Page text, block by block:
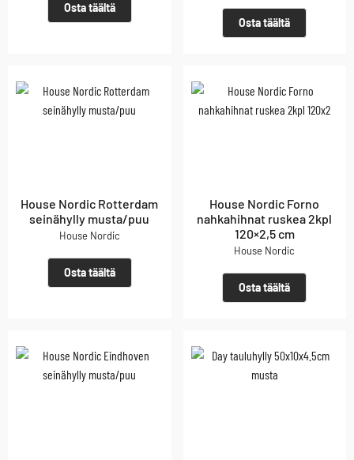
Osta täältä
Osta täältä
House Nordic Rotterdam
seinähylly musta/puu
House Nordic
Osta täältä
House Nordic Forno
nahkahihnat ruskea 2kpl
120×2,5 cm
House Nordic
Osta täältä